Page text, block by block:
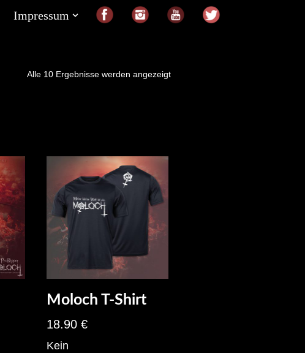
Impressum
Alle 10 Ergebnisse werden angezeigt
Moloch T-Shirt
18.90 €
Kein